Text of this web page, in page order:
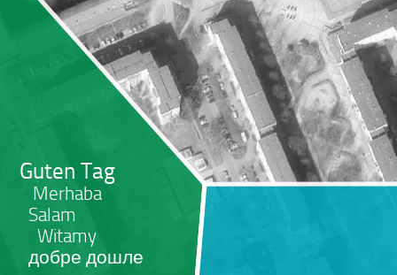
Guten Tag
Merhaba
Salam
Witamy
добре дошле